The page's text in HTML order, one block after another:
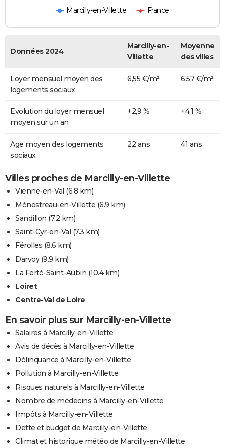
Marcilly-en-Villette France
Données 2024
Marcilly-en-
Villette
Moyenne
des villes
Loyer mensuel moyen des
logements sociaux
6,55 €/m² 6,57 €/m²
Evolution du loyer mensuel
moyen sur un an
+2,9 % +4,1 %
Age moyen des logements
sociaux
22 ans 41 ans
Villes proches de Marcilly-en-Villette
Vienne-en-Val (6.8 km)
Ménestreau-en-Villette (6.9 km)
Sandillon (7.2 km)
Saint-Cyr-en-Val (7.3 km)
Férolles (8.6 km)
Darvoy(9.9 km)
La Ferté-Saint-Aubin (10.4 km)
Loiret
Centre-Val de Loire
En savoir plus sur Marcilly-en-Villette
Salaires à Marcilly-en-Villette
Avis de décès à Marcilly-en-Villette
Délinquance à Marcilly-en-Villette
Pollution à Marcilly-en-Villette
Risques naturels à Marcilly-en-Villette
Nombre de médecins à Marcilly-en-Villette
Impôts à Marcilly-en-Villette
Dette et budget de Marcilly-en-Villette
Climat et historique météo de Marcilly-en-Villette